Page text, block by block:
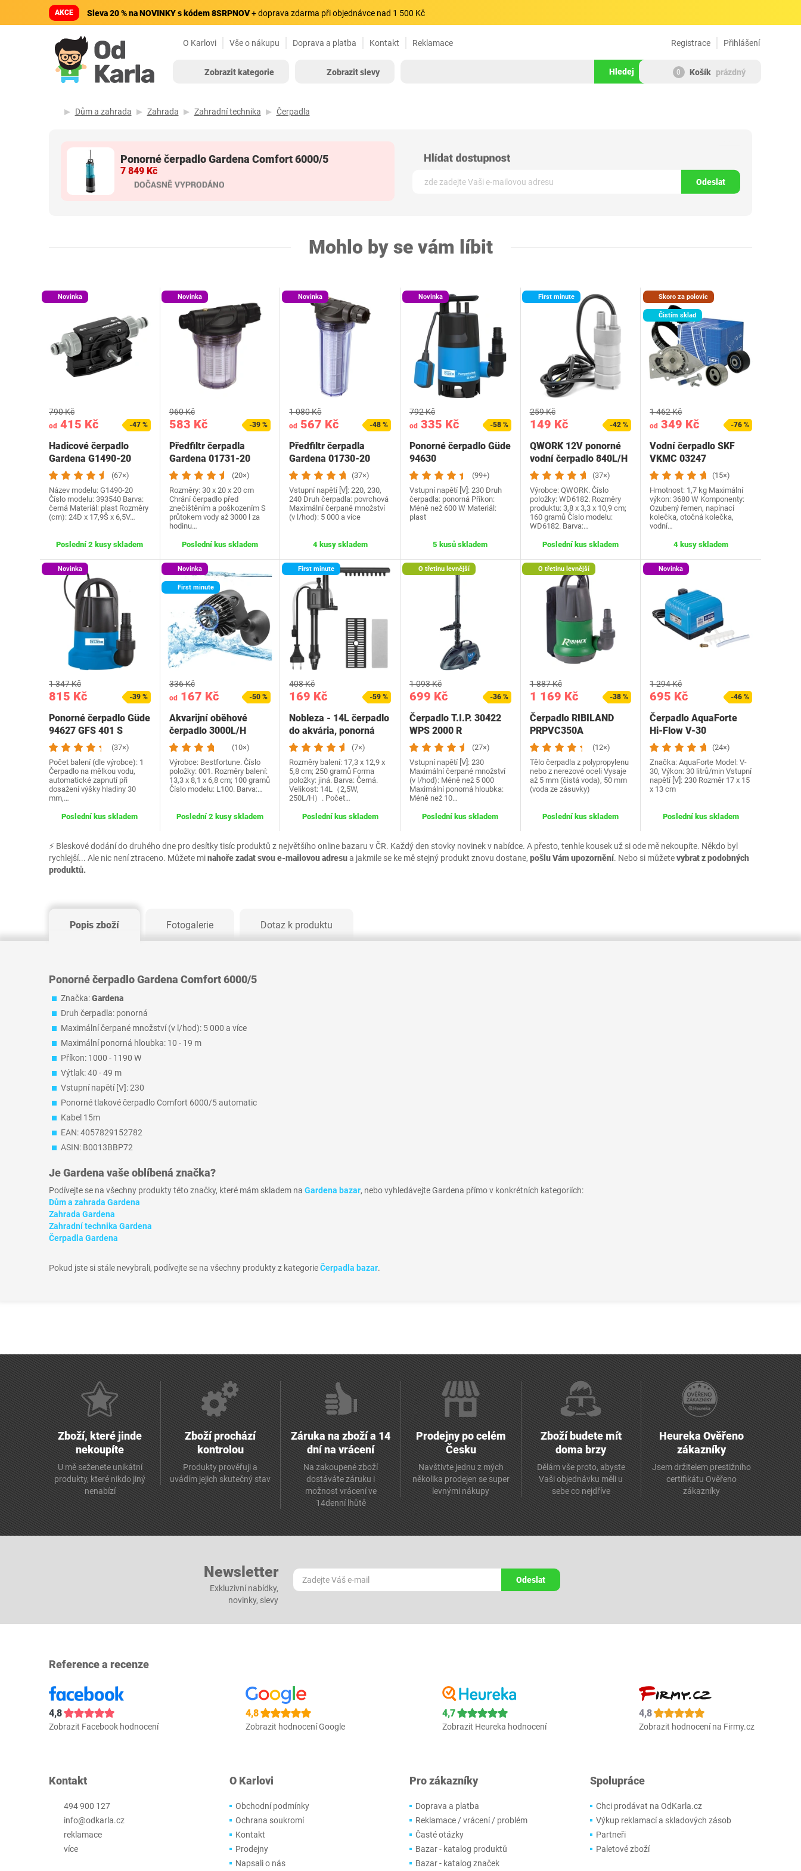
AKCE Sleva 20 % na NOVINKY s kódem 8SRPNOV+ doprava zdarma při objednávce nad 1 500 Kč
O Karlovi Vše o nákupu Doprava a platba Kontakt Reklamace Přihlášení
Registrace
Zobrazit kategorie Zobrazit slevy Hledej 0 Košík prázdný
Dům a zahrada Zahrada Zahradní technika Čerpadla
Ponorné čerpadlo Gardena Comfort 6000/5
⚡ Bleskové dodání do druhého dne pro desítky tisíc produktů z největšího online bazaru v ČR. Každý den stovky novinek v nabídce. A přesto, tenhle kousek už si ode mě nekoupíte. Někdo byl
rychlejší... Ale nic není ztraceno. Můžete minahoře zadat svou e-mailovou adresua jakmile se ke mě stejný produkt znovu dostane, pošlu Vám upozornění. Nebo si můžetevybrat z podobných
produktů.
7 849 Kč
Odeslat
Mohlo by se vám líbit
Novinka
od 415 Kč
790 Kč
-47 %
Hadicové čerpadlo
Gardena G1490-20
(67×)
Název modelu: ‎G1490-20
Číslo modelu: 393540 Barva:
černá Materiál: plast Rozměry
(cm): 24D x 17,9Š x 6,5V…
Poslední 2 kusy skladem
Novinka
583 Kč
960 Kč
-39 %
Předfiltr čerpadla
Gardena 01731-20
(20×)
Rozměry: 30 x 20 x 20 cm
Chrání čerpadlo před
znečištěním a poškozením S
průtokem vody až 3000 l za
hodinu…
Poslední kus skladem
Novinka
od 567 Kč
1 080 Kč
-48 %
Předfiltr čerpadla
Gardena 01730-20
(37×)
Vstupní napětí [V]: 220, 230,
240 Druh čerpadla: povrchová
Maximální čerpané množství
(v l/hod): 5 000 a více
4 kusy skladem
Novinka
od335 Kč
792 Kč
-58 %
Ponorné čerpadlo Güde
94630
(99+)
Vstupní napětí [V]: 230 Druh
čerpadla: ponorná Příkon:
Méně než 600 W Materiál:
plast
5 kusů skladem
First minute
149 Kč
259 Kč
-42 %
QWORK 12V ponorné
vodní čerpadlo 840L/H
5 Maximální výška…
(37×)
Výrobce: QWORK. Číslo
položky: WD6182. Rozměry
produktu: 3,8 x 3,3 x 10,9 cm;
160 gramů Číslo modelu:
WD6182. Barva:…
Poslední kus skladem
Skoro za polovic
Čistím sklad
od 349 Kč
1 462 Kč
-76 %
Vodní čerpadlo SKF
VKMC 03247
(15×)
Hmotnost: 1,7 kg Maximální
výkon: 3680 W Komponenty:
Ozubený řemen, napínací
kolečka, otočná kolečka,
vodní…
4 kusy skladem
Novinka
815 Kč
1 347 Kč
-39 %
Ponorné čerpadlo Güde
94627 GFS 401 S
(37×)
Počet balení (dle výrobce): 1
Čerpadlo na mělkou vodu,
automatické zapnutí při
dosažení výšky hladiny 30
mm,…
Poslední kus skladem
Novinka
First minute
od167 Kč
336 Kč
-50 %
Akvarijní oběhové
čerpadlo 3000L/H
Wavemaker
akvárium…
(10×)
Výrobce: Bestfortune. Číslo
položky: 001. Rozměry balení:
13,3 x 8,1 x 6,8 cm; 100 gramů
Číslo modelu: L100. Barva:…
Poslední 2 kusy skladem
First minute
169 Kč
408 Kč
-59 %
Nobleza - 14L čerpadlo
do akvária, ponorná
čerpadla na vodu…
(7×)
Rozměry balení: 17,3 x 12,9 x
5,8 cm; 250 gramů Forma
položky: jiná. Barva: Černá.
Velikost: 14L（2,5W,
250L/H）. Počet…
Poslední kus skladem
O třetinu levnější
699 Kč
1 093 Kč
-36 %
Čerpadlo T.I.P. 30422
WPS 2000 R
(27×)
Vstupní napětí [V]: 230
Maximální čerpané množství
(v l/hod): Méně než 5 000
Maximální ponorná hloubka:
Méně než 10…
Poslední kus skladem
O třetinu levnější
1 169 Kč
1 887 Kč
-38 %
Čerpadlo RIBILAND
PRPVC350A
(12×)
Tělo čerpadla z polypropylenu
nebo z nerezové oceli Vysaje
až 5 mm (čistá voda), 50 mm
(voda ze zásuvky)
Poslední kus skladem
Novinka
695 Kč
1 294 Kč
-46 %
Čerpadlo AquaForte
Hi-Flow V-30
(24×)
Značka: AquaForte Model: V-
30, Výkon: 30 litrů/min Vstupní
napětí [V]: 230 Rozměr 17 x 15
x 13 cm
Poslední kus skladem
Popis zboží Fotogalerie Dotaz k produktu
Ponorné čerpadlo Gardena Comfort 6000/5
Značka:Gardena
Druh čerpadla: ponorná
Maximální čerpané množství (v l/hod): 5 000 a více
Maximální ponorná hloubka: 10 - 19 m
Příkon: 1000 - 1190 W
Výtlak: 40 - 49 m
Vstupní napětí [V]: 230
Ponorné tlakové čerpadlo Comfort 6000/5 automatic
Kabel 15m
EAN: 4057829152782
ASIN: B0013BBP72
JeGardena vaše oblíbená značka?
Podívejte se na všechny produkty této značky, které mám skladem na Gardena bazar, nebo vyhledávejte Gardena přímo v konkrétních kategoriích:
Dům a zahrada Gardena
Zahrada Gardena
Zahradní technika Gardena
Čerpadla Gardena
Pokud jste si stále nevybrali, podívejte se na všechny produkty z kategorieČerpadla bazar.
Zboží, které jinde
nekoupíte
U mě seženete unikátní
produkty, které nikdo jiný
nenabízí
Zboží prochází
kontrolou
Produkty prověřuji a
uvádím jejich skutečný stav
Záruka na zboží a 14
dní na vrácení
Na zakoupené zboží
dostáváte záruku i
možnost vrácení ve
14denní lhůtě
Prodejny po celém
Česku
Navštivte jednu z mých
několika prodejen se super
levnými nákupy
Zboží budete mít
doma brzy
Dělám vše proto, abyste
Vaši objednávku měli u
sebe co nejdříve
Heureka Ověřeno
zákazníky
Jsem držitelem prestižního
certifikátu Ověřeno
zákazníky
Newsletter
Exkluzivní nabídky,
novinky, slevy
Odeslat
Reference a recenze
4,8
Zobrazit Facebook hodnocení
4,8
Zobrazit hodnocení Google
4,7
Zobrazit Heureka hodnocení
4,8
Zobrazit hodnocení na Firmy.cz
Kontakt
494 900 127
info@odkarla.cz
reklamace
více
O Karlovi
Obchodní podmínky
Ochrana soukromí
Kontakt
Prodejny
Napsali o nás
Pro zákazníky
Doprava a platba
Reklamace / vrácení / problém
Časté otázky
Bazar - katalog produktů
Bazar - katalog značek
Spolupráce
Chci prodávat na OdKarla.cz
Výkup reklamací a skladových zásob
Partneři
Paletové zboží